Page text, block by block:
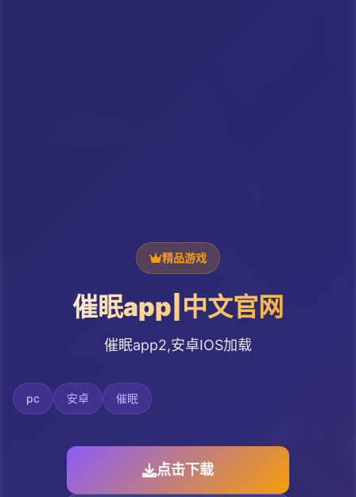
精品游戏
催眠app|中文官网
催眠app2,安卓IOS加载
pc 安卓 催眠
点击下载